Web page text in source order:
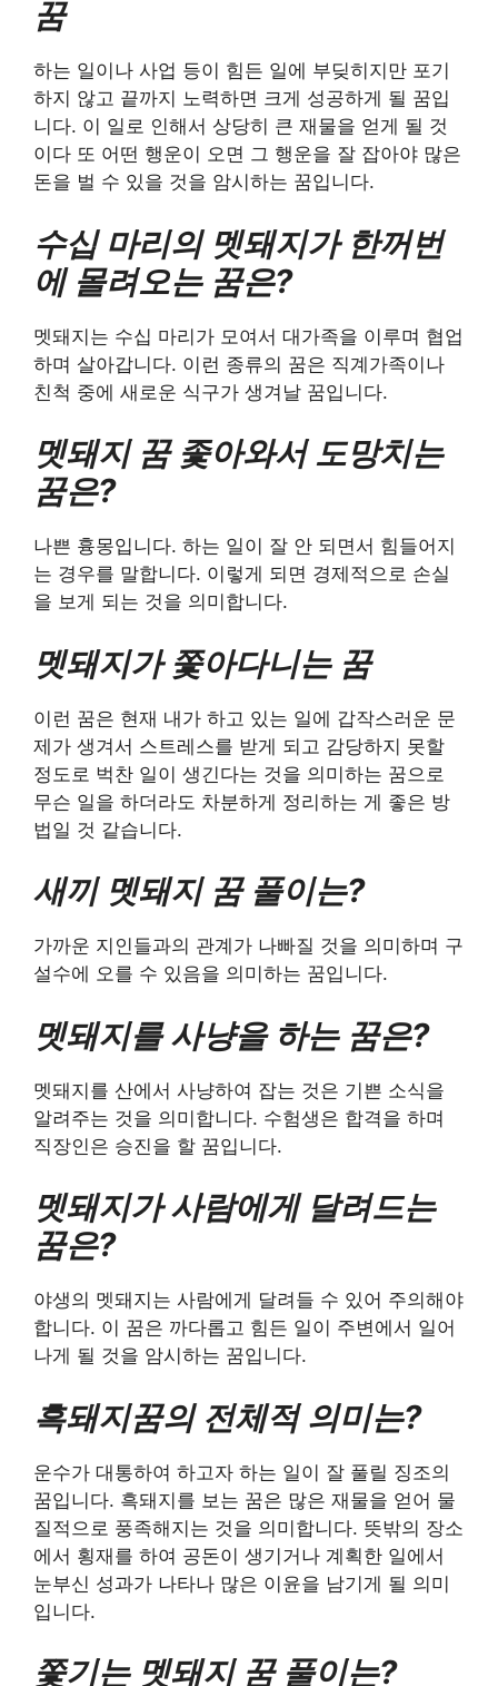
꿈
하는 일이나 사업 등이 힘든 일에 부딪히지만 포기
하지 않고 끝까지 노력하면 크게 성공하게 될 꿈입
니다. 이 일로 인해서 상당히 큰 재물을 얻게 될 것
이다 또 어떤 행운이 오면 그 행운을 잘 잡아야 많은
돈을 벌 수 있을 것을 암시하는 꿈입니다.
수십 마리의 멧돼지가 한꺼번
에 몰려오는 꿈은?
멧돼지는 수십 마리가 모여서 대가족을 이루며 협업
하며 살아갑니다. 이런 종류의 꿈은 직계가족이나
친척 중에 새로운 식구가 생겨날 꿈입니다.
멧돼지 꿈 좇아와서 도망치는
꿈은?
나쁜 흉몽입니다. 하는 일이 잘 안 되면서 힘들어지
는 경우를 말합니다. 이렇게 되면 경제적으로 손실
을 보게 되는 것을 의미합니다.
멧돼지가 쫓아다니는 꿈
이런 꿈은 현재 내가 하고 있는 일에 갑작스러운 문
제가 생겨서 스트레스를 받게 되고 감당하지 못할
정도로 벅찬 일이 생긴다는 것을 의미하는 꿈으로
무슨 일을 하더라도 차분하게 정리하는 게 좋은 방
법일 것 같습니다.
새끼 멧돼지 꿈 풀이는?
가까운 지인들과의 관계가 나빠질 것을 의미하며 구
설수에 오를 수 있음을 의미하는 꿈입니다.
멧돼지를 사냥을 하는 꿈은?
멧돼지를 산에서 사냥하여 잡는 것은 기쁜 소식을
알려주는 것을 의미합니다. 수험생은 합격을 하며
직장인은 승진을 할 꿈입니다.
멧돼지가 사람에게 달려드는
꿈은?
야생의 멧돼지는 사람에게 달려들 수 있어 주의해야
합니다. 이 꿈은 까다롭고 힘든 일이 주변에서 일어
나게 될 것을 암시하는 꿈입니다.
흑돼지꿈의 전체적 의미는?
운수가 대통하여 하고자 하는 일이 잘 풀릴 징조의
꿈입니다. 흑돼지를 보는 꿈은 많은 재물을 얻어 물
질적으로 풍족해지는 것을 의미합니다. 뜻밖의 장소
에서 횡재를 하여 공돈이 생기거나 계획한 일에서
눈부신 성과가 나타나 많은 이윤을 남기게 될 의미
입니다.
쫓기는 멧돼지 꿈 풀이는?